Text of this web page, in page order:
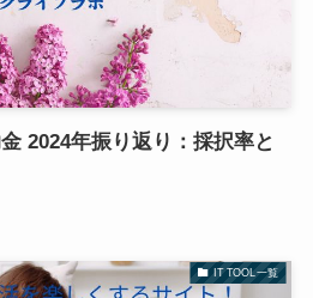
2024年振り返り：採択率と
IT TOOL一覧